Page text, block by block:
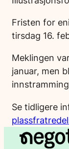
Fristen for
tirsdag 16.
Meklingen
januar, men
Se tidligere